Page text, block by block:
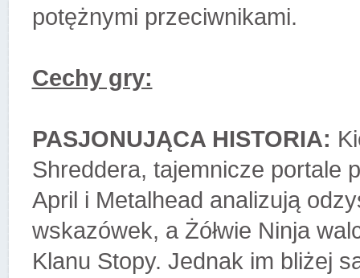
potężnymi przeciwnikami.
Cechy gry:
PASJONUJĄCA HISTORIA:
Shreddera, tajemnicze portale
April i Metalhead analizują
wskazówek, a Żółwie Ninja
Klanu Stopy. Jednak im bliżej